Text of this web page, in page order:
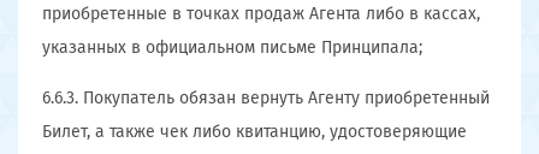
приобретенные в точках продаж Агента либо в кассах,
указанных в официальном письме Принципала;
6.6.3. Покупатель обязан вернуть Агенту приобретенный
Билет, а также чек либо квитанцию, удостоверяющие